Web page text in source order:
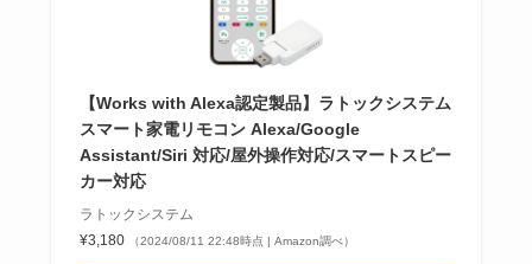
【Works with Alexa認定製品】ラトックシステム
スマート家電リモコン Alexa/Google
Assistant/Siri 対応/屋外操作対応/スマートスピー
カー対応
ラトックシステム
¥3,180
（2024/08/11 22:48時点 | Amazon調べ）